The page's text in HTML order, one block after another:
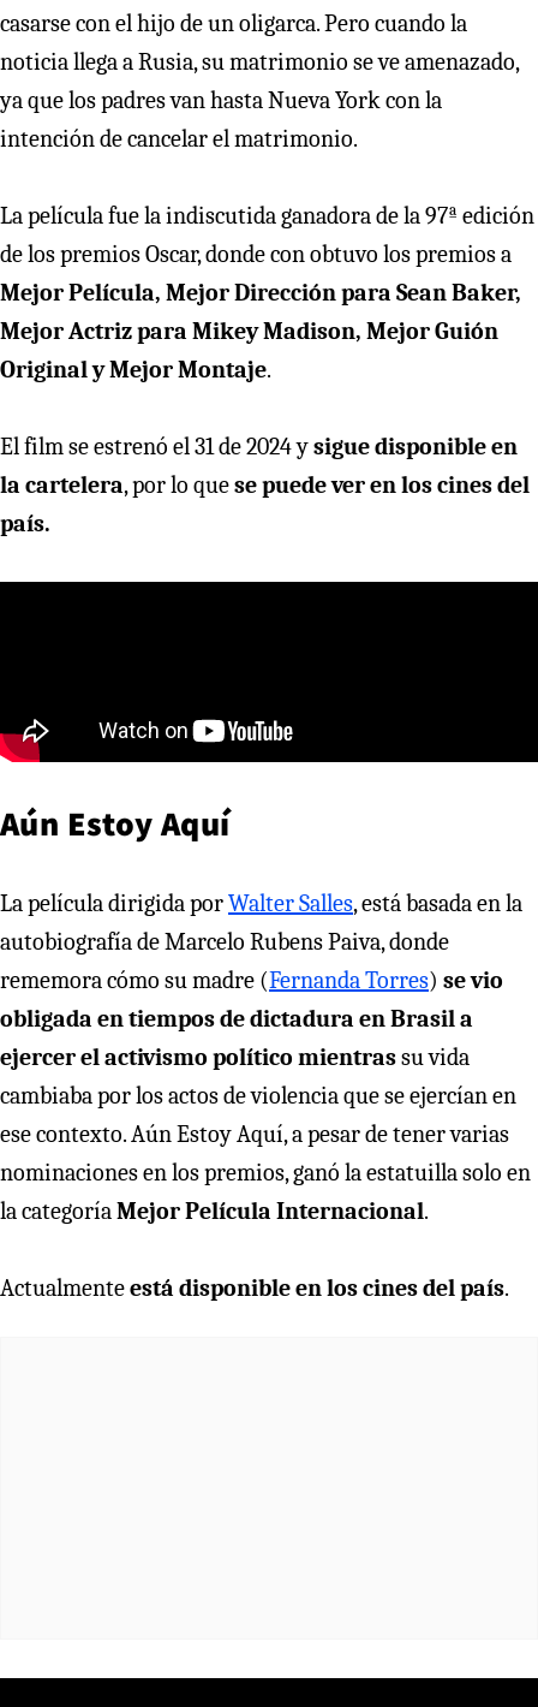
casarse con el hijo de un oligarca. Pero cuando la
noticia llega a Rusia, su matrimonio se ve amenazado,
ya que los padres van hasta Nueva York con la
intención de cancelar el matrimonio.
La película fue la indiscutida ganadora de la 97ª edición
de los premios Oscar, donde con obtuvo los premios a
Mejor Película, Mejor Dirección para Sean Baker,
Mejor Actriz para Mikey Madison, Mejor Guión
Original y Mejor Montaje.
El film se estrenó el 31 de 2024 ysigue disponible en
la cartelera, por lo quese puede ver en los cines del
país.
Aún Estoy Aquí
La película dirigida porWalter Salles, está basada en la
autobiografía de Marcelo Rubens Paiva, donde
rememora cómo su madre (Fernanda Torres) se vio
obligada en tiempos de dictadura en Brasil a
ejercer el activismo político mientrassu vida
cambiaba por los actos de violencia que se ejercían en
ese contexto. Aún Estoy Aquí, a pesar de tener varias
nominaciones en los premios, ganó la estatuilla solo en
la categoríaMejor Película Internacional.
Actualmenteestá disponible en los cines del país.